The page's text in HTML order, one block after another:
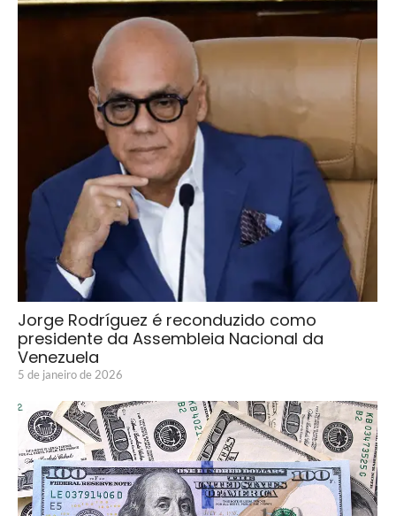
Jorge Rodríguez é reconduzido como
presidente da Assembleia Nacional da
Venezuela
5 de janeiro de 2026